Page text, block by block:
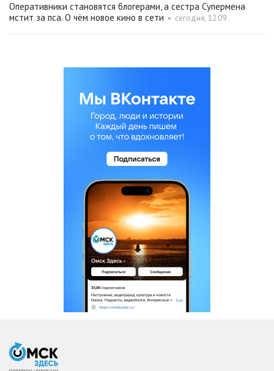
Оперативники становятся блогерами, а сестра Супермена
мстит за пса. О чём новое кино в сети • сегодня, 12:09